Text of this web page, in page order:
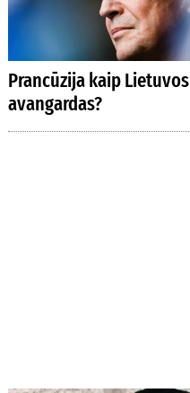
Prancūzija kaip Lietuvos
avangardas?